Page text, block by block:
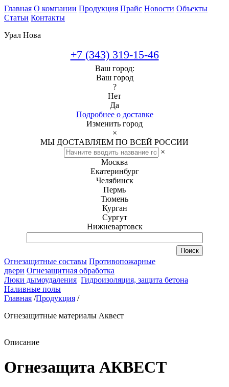
Главная О компании Продукция Прайс Новости Объекты
Статьи Контакты
Урал Нова
+7 (343) 319-15-46
Ваш город:
Ваш город
?
Нет
Да
Подробнее о доставке
Изменить город
×
МЫ ДОСТАВЛЯЕМ ПО ВСЕЙ РОССИИ
×
Москва
Екатеринбург
Челябинск
Пермь
Тюмень
Курган
Сургут
Нижневартовск
Огнезащитные составы Противопожарные
двери Огнезащитная обработка
Люки дымоудаления Гидроизоляция, защита бетона
Наливные полы
Главная /Продукция /
Огнезащитные материалы Аквест
Описание
Огнезащита АКВЕСТ